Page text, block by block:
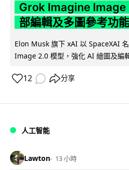
Grok Imagine Image
部編輯及多圖參考功能
Elon Musk 旗下 xAI 以 SpaceXAI
Image 2.0 模型，強化 AI 繪圖及編
12 分享
人工智能
Lawton 13 小時